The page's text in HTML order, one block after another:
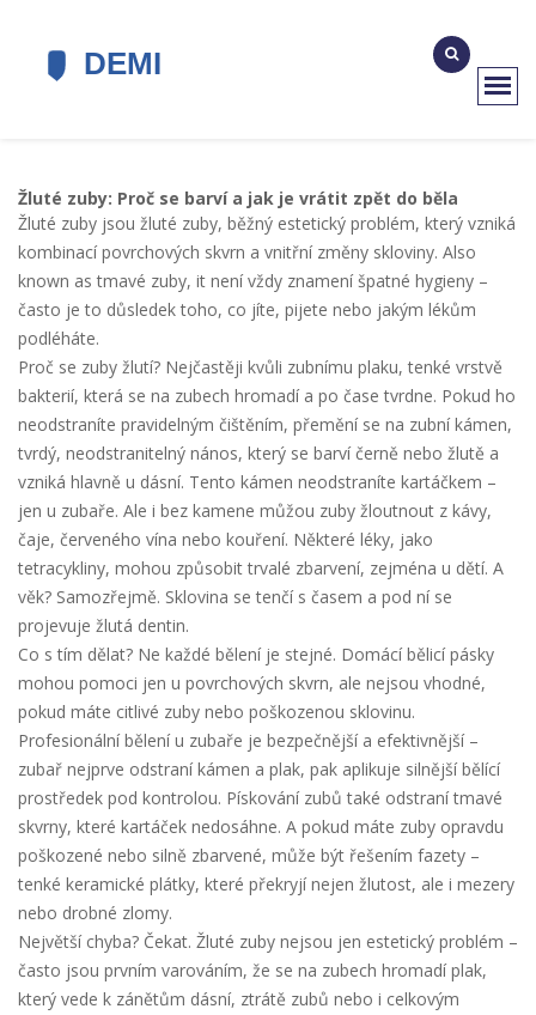
Žluté zuby: Proč se barví a jak je vrátit zpět do běla
Žluté zuby jsou žluté zuby, běžný estetický problém, který vzniká
kombinací povrchových skvrn a vnitřní změny skloviny. Also
known astmavé zuby, it není vždy znamení špatné hygieny –
často je to důsledek toho, co jíte, pijete nebo jakým lékům
podléháte.
Proč se zuby žlutí? Nejčastěji kvůli zubnímu plaku,tenké vrstvě
bakterií, která se na zubech hromadí a po čase tvrdne. Pokud ho
neodstraníte pravidelným čištěním, přemění se na zubní kámen,
tvrdý, neodstranitelný nános, který se barví černě nebo žlutě a
vzniká hlavně u dásní. Tento kámen neodstraníte kartáčkem –
jen u zubaře. Ale i bez kamene můžou zuby žloutnout z kávy,
čaje, červeného vína nebo kouření. Některé léky, jako
tetracykliny, mohou způsobit trvalé zbarvení, zejména u dětí. A
věk? Samozřejmě. Sklovina se tenčí s časem a pod ní se
projevuje žlutá dentin.
Co s tím dělat? Ne každé bělení je stejné. Domácí bělicí pásky
mohou pomoci jen u povrchových skvrn, ale nejsou vhodné,
pokud máte citlivé zuby nebo poškozenou sklovinu.
Profesionální bělení u zubaře je bezpečnější a efektivnější –
zubař nejprve odstraní kámen a plak, pak aplikuje silnější bělící
prostředek pod kontrolou. Pískování zubů také odstraní tmavé
skvrny, které kartáček nedosáhne. A pokud máte zuby opravdu
poškozené nebo silně zbarvené, může být řešením fazety –
tenké keramické plátky, které překryjí nejen žlutost, ale i mezery
nebo drobné zlomy.
Největší chyba? Čekat. Žluté zuby nejsou jen estetický problém –
často jsou prvním varováním, že se na zubech hromadí plak,
který vede k zánětům dásní, ztrátě zubů nebo i celkovým